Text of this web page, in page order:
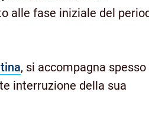
alle fase iniziale del
, si accompagna spesso
interruzione della sua